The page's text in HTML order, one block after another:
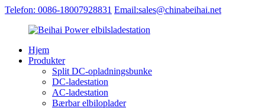
Telefon: 0086-18007928831 Email:sales@chinabeihai.net
Hjem
Produkter
Split DC-opladningsbunke
DC-ladestation
AC-ladestation
Bærbar elbiloplader